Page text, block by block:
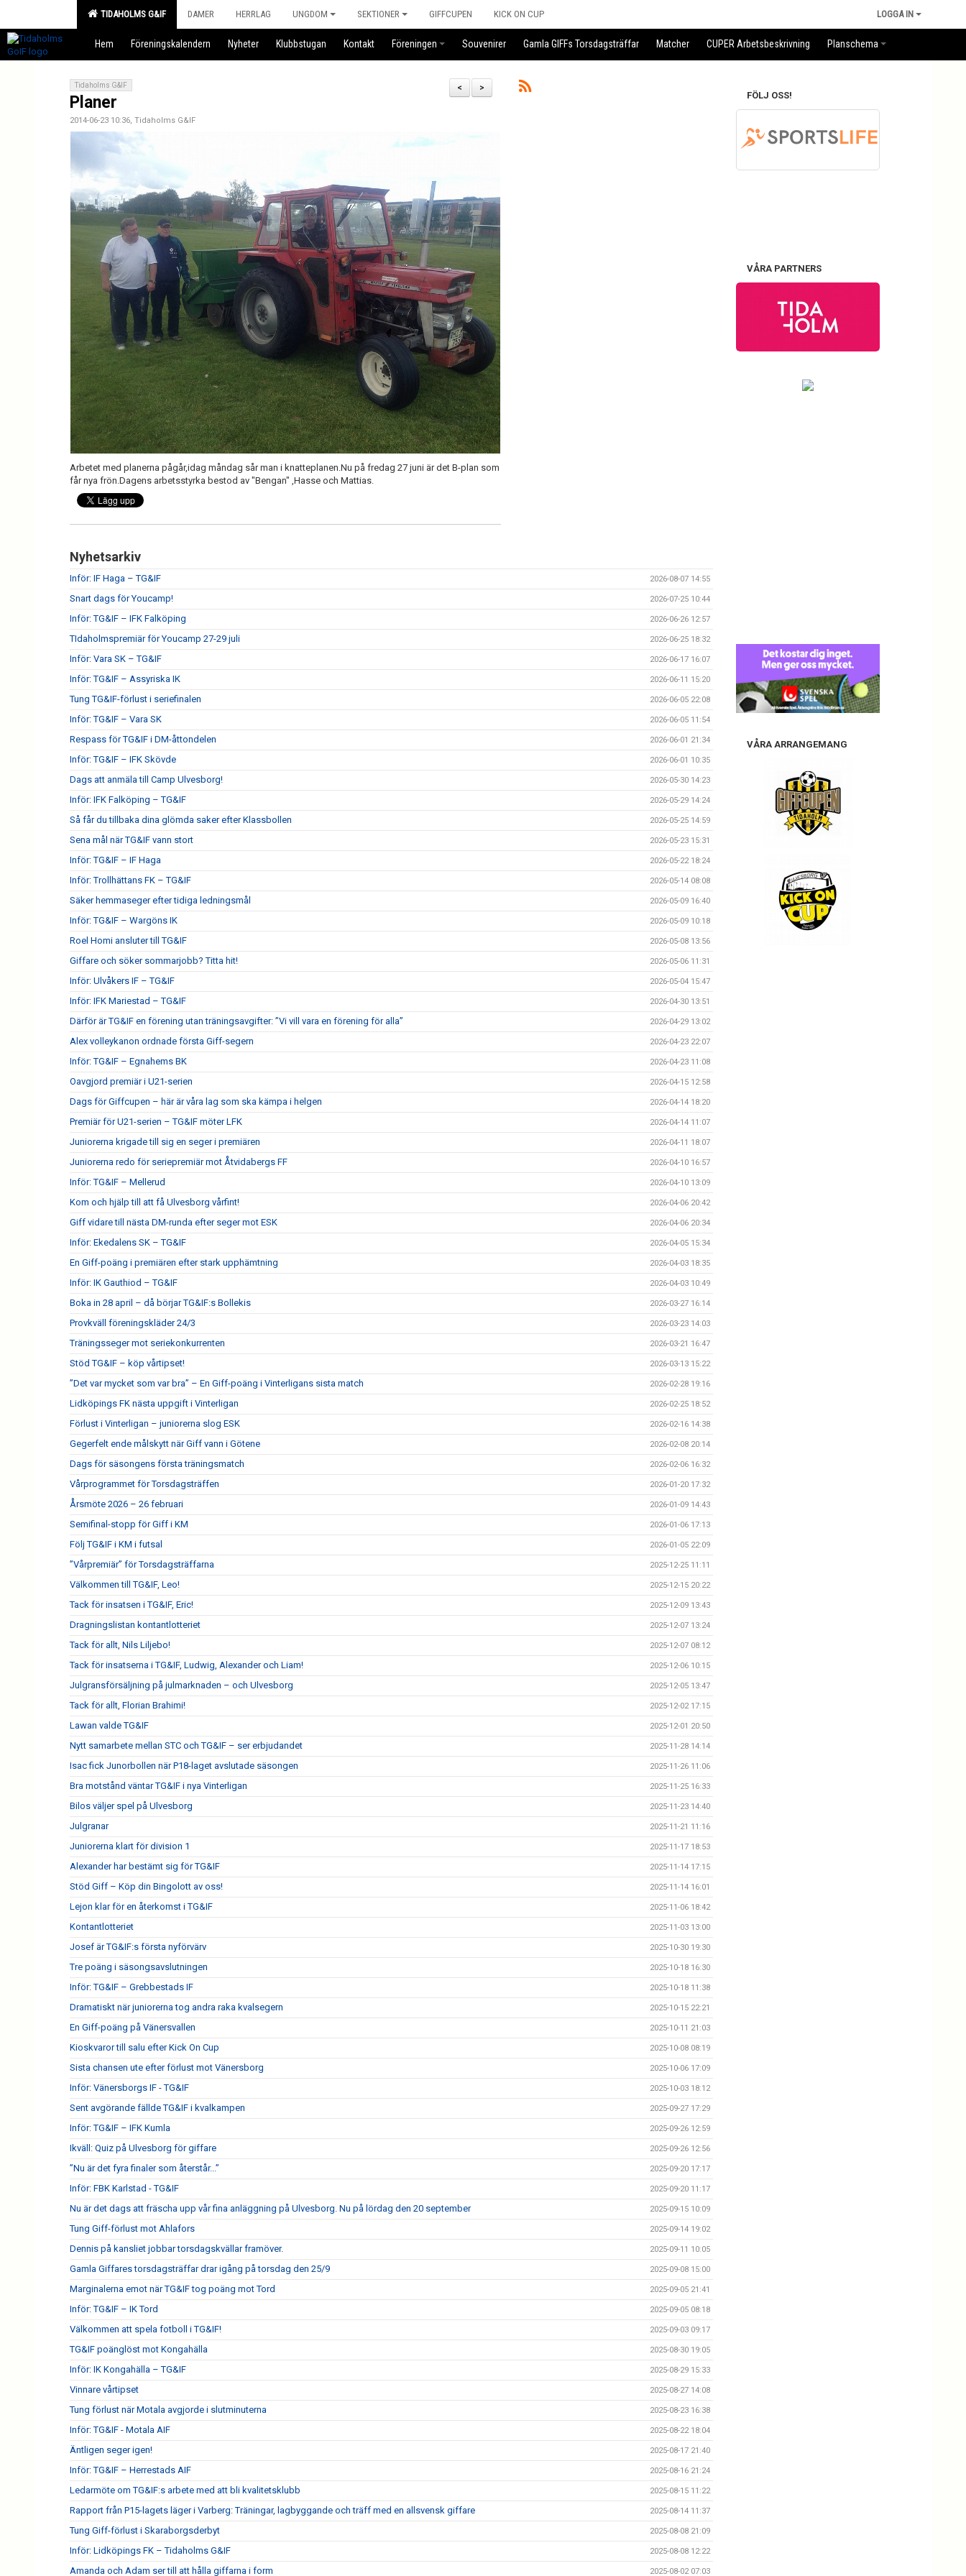
TIDAHOLMS G&IF DAMER HERRLAG UNGDOM SEKTIONER GIFFCUPEN KICK ON CUP LOGGA IN
Hem Föreningskalendern Nyheter Klubbstugan Kontakt Föreningen Souvenirer Gamla GIFFs Torsdagsträffar Matcher CUPER Arbetsbeskrivning Planschema
>
<
Tidaholms G&IF
Planer
2014-06-23 10:36, Tidaholms G&IF
Arbetet med planerna pågår,idag måndag sår man i knatteplanen.Nu på fredag 27 juni är det B-plan som
får nya frön.Dagens arbetsstyrka bestod av "Bengan" ,Hasse och Mattias.
Nyhetsarkiv
Inför: IF Haga – TG&IF 2026-08-07 14:55
Snart dags för Youcamp! 2026-07-25 10:44
Inför: TG&IF – IFK Falköping 2026-06-26 12:57
TIdaholmspremiär för Youcamp 27-29 juli 2026-06-25 18:32
Inför: Vara SK – TG&IF 2026-06-17 16:07
Inför: TG&IF – Assyriska IK 2026-06-11 15:20
Tung TG&IF-förlust i seriefinalen 2026-06-05 22:08
Inför: TG&IF – Vara SK 2026-06-05 11:54
Respass för TG&IF i DM-åttondelen 2026-06-01 21:34
Inför: TG&IF – IFK Skövde 2026-06-01 10:35
Dags att anmäla till Camp Ulvesborg! 2026-05-30 14:23
Inför: IFK Falköping – TG&IF 2026-05-29 14:24
Så får du tillbaka dina glömda saker efter Klassbollen 2026-05-25 14:59
Sena mål när TG&IF vann stort 2026-05-23 15:31
Inför: TG&IF – IF Haga 2026-05-22 18:24
Inför: Trollhättans FK – TG&IF 2026-05-14 08:08
Säker hemmaseger efter tidiga ledningsmål 2026-05-09 16:40
Inför: TG&IF – Wargöns IK 2026-05-09 10:18
Roel Homi ansluter till TG&IF 2026-05-08 13:56
Giffare och söker sommarjobb? Titta hit! 2026-05-06 11:31
Inför: Ulvåkers IF – TG&IF 2026-05-04 15:47
Inför: IFK Mariestad – TG&IF 2026-04-30 13:51
Därför är TG&IF en förening utan träningsavgifter: ”Vi vill vara en förening för alla” 2026-04-29 13:02
Alex volleykanon ordnade första Giff-segern 2026-04-23 22:07
Inför: TG&IF – Egnahems BK 2026-04-23 11:08
Oavgjord premiär i U21-serien 2026-04-15 12:58
Dags för Giffcupen – här är våra lag som ska kämpa i helgen 2026-04-14 18:20
Premiär för U21-serien – TG&IF möter LFK 2026-04-14 11:07
Juniorerna krigade till sig en seger i premiären 2026-04-11 18:07
Juniorerna redo för seriepremiär mot Åtvidabergs FF 2026-04-10 16:57
Inför: TG&IF – Mellerud 2026-04-10 13:09
Kom och hjälp till att få Ulvesborg vårfint! 2026-04-06 20:42
Giff vidare till nästa DM-runda efter seger mot ESK 2026-04-06 20:34
Inför: Ekedalens SK – TG&IF 2026-04-05 15:34
En Giff-poäng i premiären efter stark upphämtning 2026-04-03 18:35
Inför: IK Gauthiod – TG&IF 2026-04-03 10:49
Boka in 28 april – då börjar TG&IF:s Bollekis 2026-03-27 16:14
Provkväll föreningskläder 24/3 2026-03-23 14:03
Träningsseger mot seriekonkurrenten 2026-03-21 16:47
Stöd TG&IF – köp vårtipset! 2026-03-13 15:22
”Det var mycket som var bra” – En Giff-poäng i Vinterligans sista match 2026-02-28 19:16
Lidköpings FK nästa uppgift i Vinterligan 2026-02-25 18:52
Förlust i Vinterligan – juniorerna slog ESK 2026-02-16 14:38
Gegerfelt ende målskytt när Giff vann i Götene 2026-02-08 20:14
Dags för säsongens första träningsmatch 2026-02-06 16:32
Vårprogrammet för Torsdagsträffen 2026-01-20 17:32
Årsmöte 2026 – 26 februari 2026-01-09 14:43
Semifinal-stopp för Giff i KM 2026-01-06 17:13
Följ TG&IF i KM i futsal 2026-01-05 22:09
”Vårpremiär” för Torsdagsträffarna 2025-12-25 11:11
Välkommen till TG&IF, Leo! 2025-12-15 20:22
Tack för insatsen i TG&IF, Eric! 2025-12-09 13:43
Dragningslistan kontantlotteriet 2025-12-07 13:24
Tack för allt, Nils Liljebo! 2025-12-07 08:12
Tack för insatserna i TG&IF, Ludwig, Alexander och Liam! 2025-12-06 10:15
Julgransförsäljning på julmarknaden – och Ulvesborg 2025-12-05 13:47
Tack för allt, Florian Brahimi! 2025-12-02 17:15
Lawan valde TG&IF 2025-12-01 20:50
Nytt samarbete mellan STC och TG&IF – ser erbjudandet 2025-11-28 14:14
Isac fick Junorbollen när P18-laget avslutade säsongen 2025-11-26 11:06
Bra motstånd väntar TG&IF i nya Vinterligan 2025-11-25 16:33
Bilos väljer spel på Ulvesborg 2025-11-23 14:40
Julgranar 2025-11-21 11:16
Juniorerna klart för division 1 2025-11-17 18:53
Alexander har bestämt sig för TG&IF 2025-11-14 17:15
Stöd Giff – Köp din Bingolott av oss! 2025-11-14 16:01
Lejon klar för en återkomst i TG&IF 2025-11-06 18:42
Kontantlotteriet 2025-11-03 13:00
Josef är TG&IF:s första nyförvärv 2025-10-30 19:30
Tre poäng i säsongsavslutningen 2025-10-18 16:30
Inför: TG&IF – Grebbestads IF 2025-10-18 11:38
Dramatiskt när juniorerna tog andra raka kvalsegern 2025-10-15 22:21
En Giff-poäng på Vänersvallen 2025-10-11 21:03
Kioskvaror till salu efter Kick On Cup 2025-10-08 08:19
Sista chansen ute efter förlust mot Vänersborg 2025-10-06 17:09
Inför: Vänersborgs IF - TG&IF 2025-10-03 18:12
Sent avgörande fällde TG&IF i kvalkampen 2025-09-27 17:29
Inför: TG&IF – IFK Kumla 2025-09-26 12:59
Ikväll: Quiz på Ulvesborg för giffare 2025-09-26 12:56
”Nu är det fyra finaler som återstår...” 2025-09-20 17:17
Inför: FBK Karlstad - TG&IF 2025-09-20 11:17
Nu är det dags att fräscha upp vår fina anläggning på Ulvesborg. Nu på lördag den 20 september 2025-09-15 10:09
Tung Giff-förlust mot Ahlafors 2025-09-14 19:02
Dennis på kansliet jobbar torsdagskvällar framöver. 2025-09-11 10:05
Gamla Giffares torsdagsträffar drar igång på torsdag den 25/9 2025-09-08 15:00
Marginalerna emot när TG&IF tog poäng mot Tord 2025-09-05 21:41
Inför: TG&IF – IK Tord 2025-09-05 08:18
Välkommen att spela fotboll i TG&IF! 2025-09-03 09:17
TG&IF poänglöst mot Kongahälla 2025-08-30 19:05
Inför: IK Kongahälla – TG&IF 2025-08-29 15:33
Vinnare vårtipset 2025-08-27 14:08
Tung förlust när Motala avgjorde i slutminuterna 2025-08-23 16:38
Inför: TG&IF - Motala AIF 2025-08-22 18:04
Äntligen seger igen! 2025-08-17 21:40
Inför: TG&IF – Herrestads AIF 2025-08-16 21:24
Ledarmöte om TG&IF:s arbete med att bli kvalitetsklubb 2025-08-15 11:22
Rapport från P15-lagets läger i Varberg: Träningar, lagbyggande och träff med en allsvensk giffare 2025-08-14 11:37
Tung Giff-förlust i Skaraborgsderbyt 2025-08-08 21:09
Inför: Lidköpings FK – Tidaholms G&IF 2025-08-08 12:22
Amanda och Adam ser till att hålla giffarna i form 2025-08-02 07:03
FÖLJ OSS!
VÅRA PARTNERS
VÅRA ARRANGEMANG